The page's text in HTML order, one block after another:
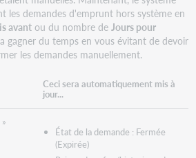
les demandes d'emprunt hors système en
avant ou du nombre deJours pour
gagner du temps en vous évitant de devoir
les demandes manuellement.
Ceci sera automatiquement mis à
jour...
État de la demande : Fermée
(Expirée)